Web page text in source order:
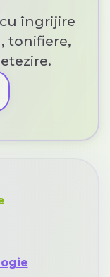
îngrijire
tonifiere,